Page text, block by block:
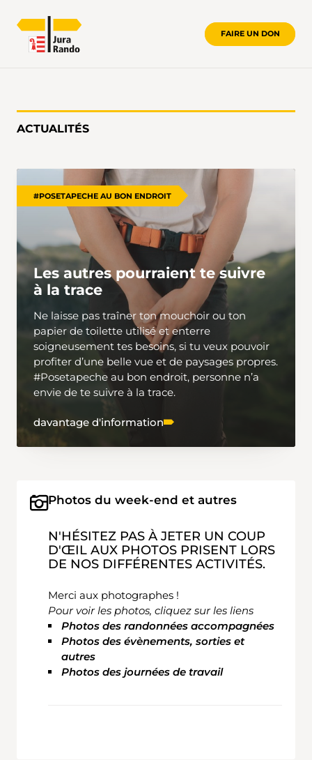
FAIRE UN DON
ACTUALITÉS
Les autres pourraient te suivre
à la trace
Ne laisse pas traîner ton mouchoir ou ton
papier de toilette utilisé et enterre
soigneusement tes besoins, si tu veux pouvoir
profiter d’une belle vue et de paysages propres.
#Posetapeche au bon endroit, personne n’a
envie de te suivre à la trace.
davantage d'information
#POSETAPECHE AU BON ENDROIT
Photos du week-end et autres
N'HÉSITEZ PAS À JETER UN COUP
D'ŒIL AUX PHOTOS PRISENT LORS
DE NOS DIFFÉRENTES ACTIVITÉS.
Merci aux photographes !
Pour voir les photos, cliquez sur les liens
Photos des randonnées accompagnées
Photos des évènements, sorties et
autres
Photos des journées de travail